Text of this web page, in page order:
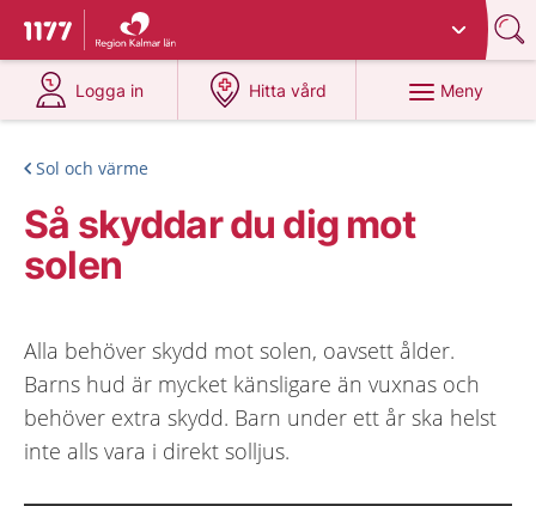
Till startsidan för 1177
Du har valt region
Logga in
på 1177.se
Hitta vård
på 1177.se
Meny
Sol och värme
Så skyddar du dig mot
solen
Alla behöver skydd mot solen, oavsett ålder.
Barns hud är mycket känsligare än vuxnas och
behöver extra skydd. Barn under ett år ska helst
inte alls vara i direkt solljus.